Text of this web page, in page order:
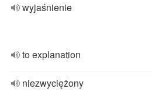
wyjaśnienie
to explanation
niezwyciężony